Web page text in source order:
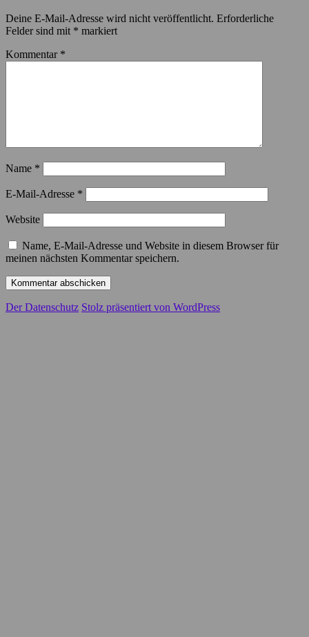
Deine E-Mail-Adresse wird nicht veröffentlicht. Erforderliche
Felder sind mit * markiert
Kommentar *
Name *
E-Mail-Adresse *
Website
Name, E-Mail-Adresse und Website in diesem Browser für
meinen nächsten Kommentar speichern.
Der Datenschutz Stolz präsentiert von WordPress